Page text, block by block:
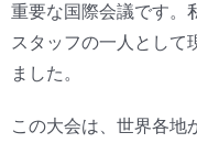
重要な国際会議です。
スタッフの一人として
ました。
この大会は、世界各地